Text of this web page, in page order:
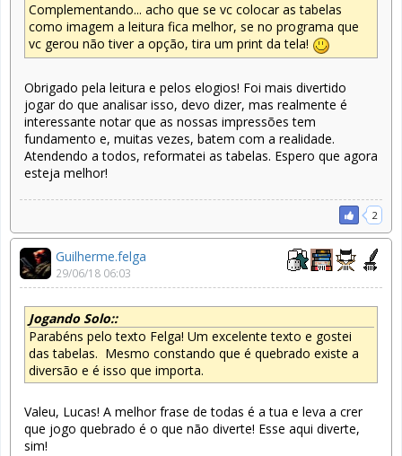
Complementando... acho que se vc colocar as tabelas
como imagem a leitura fica melhor, se no programa que
vc gerou não tiver a opção, tira um print da tela!
Obrigado pela leitura e pelos elogios! Foi mais divertido
jogar do que analisar isso, devo dizer, mas realmente é
interessante notar que as nossas impressões tem
fundamento e, muitas vezes, batem com a realidade.
Atendendo a todos, reformatei as tabelas. Espero que agora
esteja melhor!
2
Guilherme.felga
29/06/18 06:03
Jogando Solo::
Parabéns pelo texto Felga! Um excelente texto e gostei
das tabelas. Mesmo constando que é quebrado existe a
diversão e é isso que importa.
Valeu, Lucas! A melhor frase de todas é a tua e leva a crer
que jogo quebrado é o que não diverte! Esse aqui diverte,
sim!